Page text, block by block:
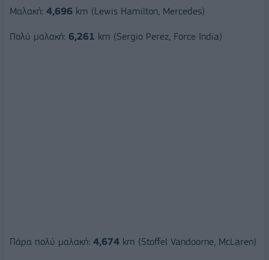
Μαλακή: 4,696 km (Lewis Hamilton, Mercedes)
Πολύ μαλακή: 6,261 km (Sergio Perez, Force India)
Πάρα πολύ μαλακή: 4,674 km (Stoffel Vandoorne, McLaren)